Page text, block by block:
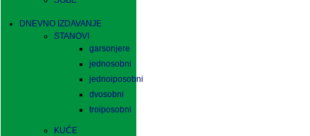
DNEVNO IZDAVANJE
STANOVI
garsonjere
jednosobni
jednoiposobni
dvosobni
troiposobni
KUĆE